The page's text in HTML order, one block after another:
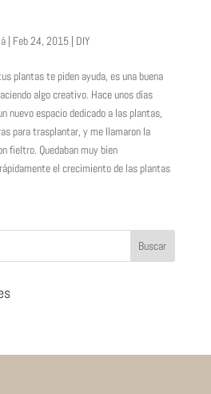
| Feb 24, 2015| DIY
plantas te piden ayuda, es una buena
algo creativo. Hace unos días
nuevo espacio dedicado a las plantas,
para trasplantar, y me llamaron la
fieltro. Quedaban muy bien
el crecimiento de las plantas